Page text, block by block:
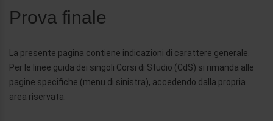
Prova finale
La presente pagina contiene indicazioni di carattere generale.
Per le linee guida dei singoli Corsi di Studio (CdS) si rimanda alle
pagine specifiche (menu di sinistra), accedendo dalla propria
area riservata.